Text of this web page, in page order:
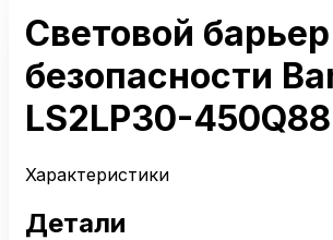
Световой барьер
безопасности
LS2LP30-450Q88
Характеристики
Детали